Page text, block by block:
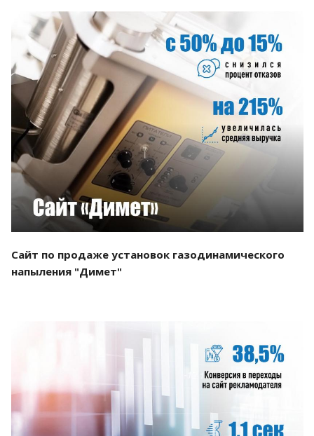
Смотреть проект
Сайт по продаже установок газодинамического
напыления "Димет"